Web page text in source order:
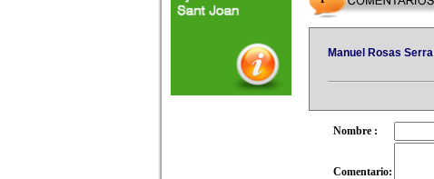
Manuel Rosas Serra
Nombre :
Comentario: